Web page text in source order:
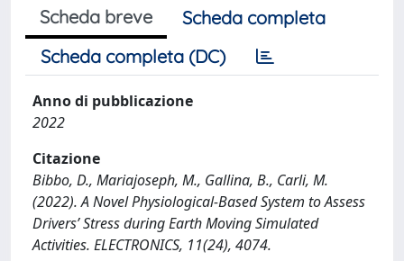
Scheda breve
Scheda completa
Scheda completa (DC)
Anno di pubblicazione
2022
Citazione
Bibbo, D., Mariajoseph, M., Gallina, B., Carli, M.
(2022). A Novel Physiological-Based System to Assess
Drivers’ Stress during Earth Moving Simulated
Activities. ELECTRONICS, 11(24), 4074.